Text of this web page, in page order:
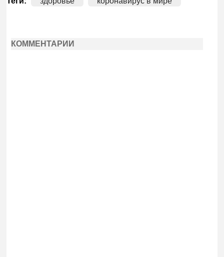
КОММЕНТАРИИ